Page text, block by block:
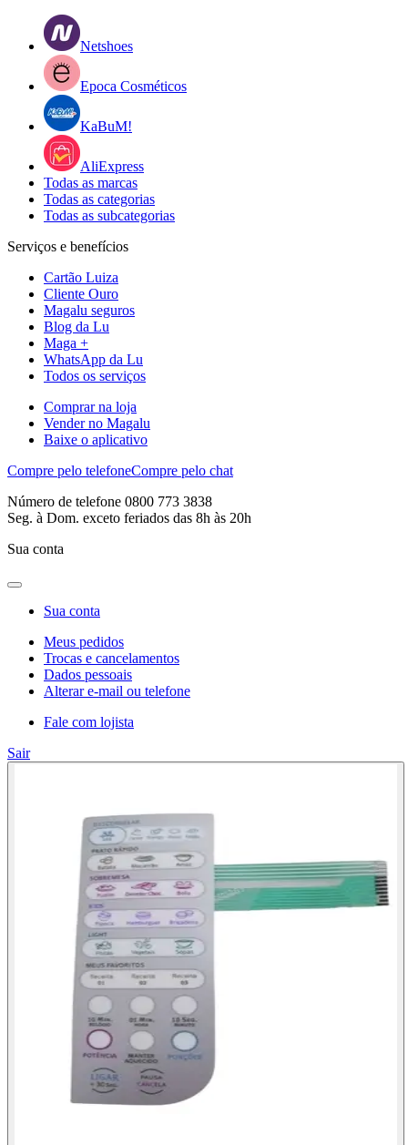
Netshoes
Epoca Cosméticos
KaBuM!
AliExpress
Todas as marcas
Todas as categorias
Todas as subcategorias
Serviços e benefícios
Cartão Luiza
Cliente Ouro
Magalu seguros
Blog da Lu
Maga +
WhatsApp da Lu
Todos os serviços
Comprar na loja
Vender no Magalu
Baixe o aplicativo
Compre pelo telefoneCompre pelo chat
Número de telefone 0800 773 3838
Seg. à Dom. exceto feriados das 8h às 20h
Sua conta
Sua conta
Meus pedidos
Trocas e cancelamentos
Dados pessoais
Alterar e-mail ou telefone
Fale com lojista
Sair